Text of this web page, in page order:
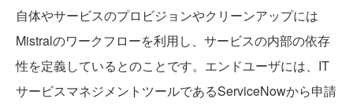
自体やサービスのプロビジョンやクリーンアップには
Mistralのワークフローを利用し、サービスの内部の依存
性を定義しているとのことです。エンドユーザには、IT
サービスマネジメントツールであるServiceNowから申請